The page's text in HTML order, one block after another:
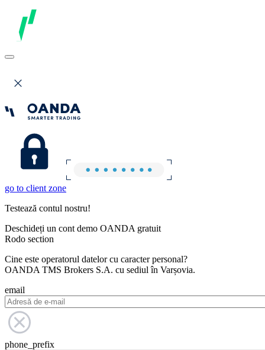
go to client zone
Testează contul nostru!
Deschideți un cont demo OANDA gratuit
Rodo section
Cine este operatorul datelor cu caracter personal?
OANDA TMS Brokers S.A. cu sediul în Varșovia.
email
phone_prefix